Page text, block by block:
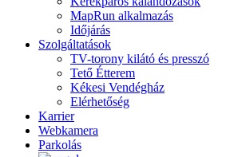
MapRun alkalmazás
Időjárás
Szolgáltatások
TV-torony kilátó és presszó
Tető Étterem
Kékesi Vendégház
Elérhetőség
Karrier
Webkamera
Parkolás